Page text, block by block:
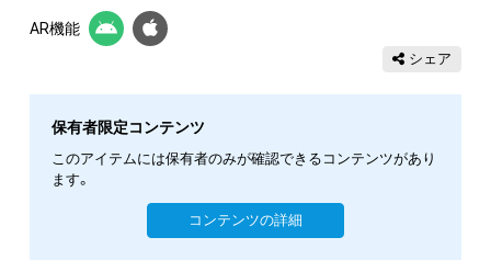
AR機能
シェア
保有者限定コンテンツ
このアイテムには保有者のみが確認できるコンテンツがあり
ます。
コンテンツの詳細